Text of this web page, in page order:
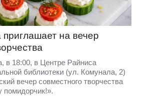
на вечер
в 18:00, в Центре Райниса
библиотеки (ул. Комунала, 2)
вечер совместного творчества
помидорчик!».